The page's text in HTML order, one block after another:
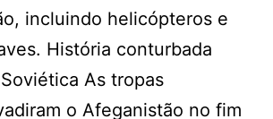
incluindo helicópteros e
História conturbada
As tropas
o Afeganistão no fim